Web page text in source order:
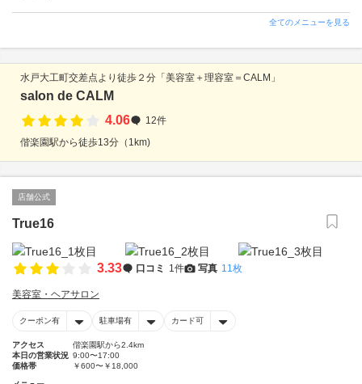
全てのメニューを見る
水戸大工町交差点より徒歩２分「美容室＋理容室＝CALM」
salon de CALM
4.06
12件
偕楽園駅から徒歩13分（1km)
店舗公式
True16
3.33 口コミ 1件 写真 11枚
美容室・ヘアサロン
クーポン有 駐車場有 カード可
アクセス
偕楽園駅から2.4km
本日の営業状況 9:00〜17:00
価格帯
￥600〜￥18,000